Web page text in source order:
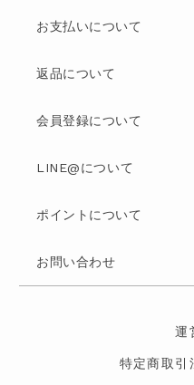
お支払いについて
返品について
会員登録について
LINE@について
ポイントについて
お問い合わせ
運
特定商取引